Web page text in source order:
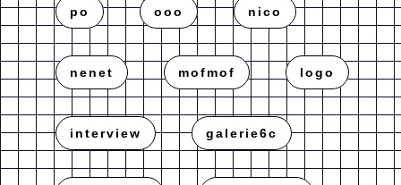
po ooo nico
nenet mofmof logo
interview galerie6c